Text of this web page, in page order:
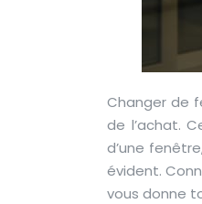
Changer de
de l’achat.
d’une
évident.
vous donne